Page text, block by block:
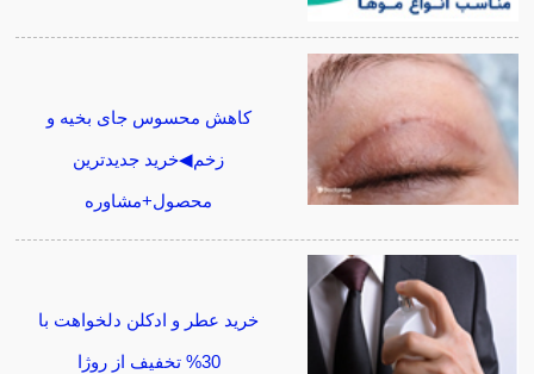
کاهش محسوس جای بخیه و
زخم◀خرید جدیدترین
محصول+مشاوره
خرید عطر و ادکلن دلخواهت با
30% تخفیف از روژا